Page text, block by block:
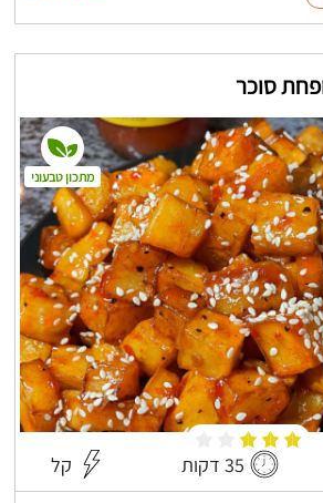
סוכר
35 דקות קל
מתכון טבעוני